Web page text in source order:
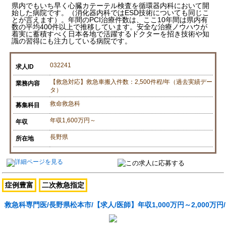
県内でもいち早く心臓カテーテル検査を循環器内科において開
始した病院です。（消化器内科ではESD技術についても同じこ
とが言えます）。年間のPCI治療件数は、ここ10年間は県内有
数の平均400件以上で推移しています。安全な治療ノウハウが
着実に蓄積すべく日本各地で活躍するドクターを招き技術や知
識の習得にも注力している病院です。
求人ID 032241
業務内容
【救急対応】救急車搬入件数：2,500件程/年（過去実績デー
タ）
募集科目 救命救急科
年収 年収1,600万円～
所在地 長野県
症例豊富 二次救急指定
救急科専門医/長野県松本市/【求人/医師】年収1,000万円～2,000万円/